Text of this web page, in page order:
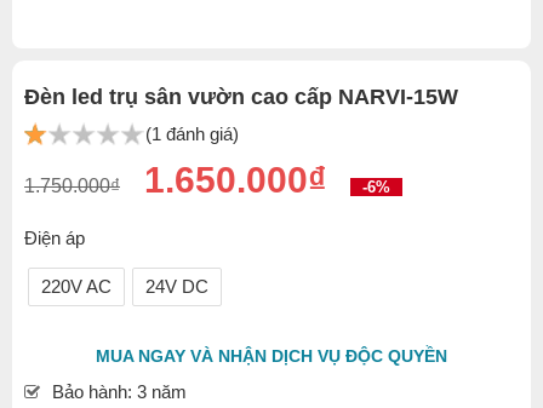
Đèn led trụ sân vườn cao cấp NARVI-15W
(1 đánh giá)
1.750.000₫ 1.650.000₫ -6%
Điện áp
220V AC 24V DC
MUA NGAY VÀ NHẬN DỊCH VỤ ĐỘC QUYỀN
Bảo hành: 3 năm